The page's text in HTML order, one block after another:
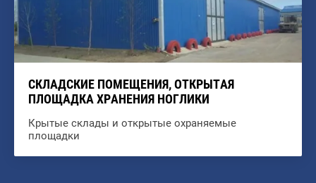
СКЛАДСКИЕ ПОМЕЩЕНИЯ, ОТКРЫТАЯ
ПЛОЩАДКА ХРАНЕНИЯ НОГЛИКИ
Крытые склады и открытые охраняемые
площадки